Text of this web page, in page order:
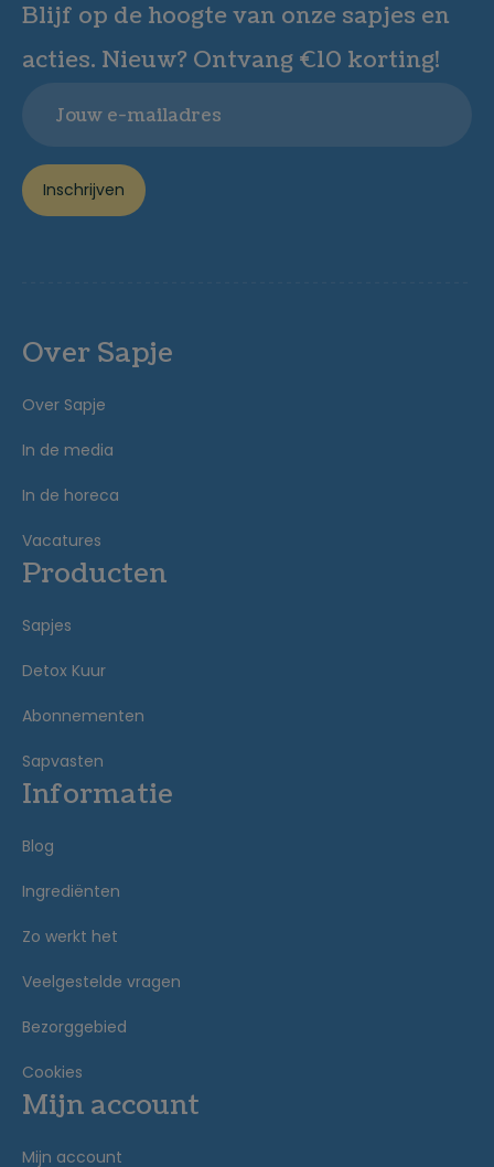
Blijf op de hoogte van onze sapjes en
acties. Nieuw? Ontvang €10 korting!
Inschrijven
Over Sapje
Over Sapje
In de media
In de horeca
Vacatures
Producten
Sapjes
Detox Kuur
Abonnementen
Sapvasten
Informatie
Blog
Ingrediënten
Zo werkt het
Veelgestelde vragen
Bezorggebied
Cookies
Mijn account
Mijn account